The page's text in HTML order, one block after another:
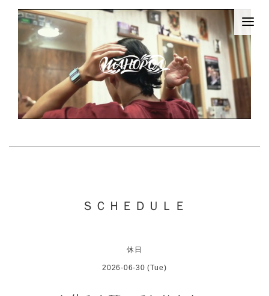
ＳＣＨＥＤＵＬＥ
休日
2026-06-30 (Tue)